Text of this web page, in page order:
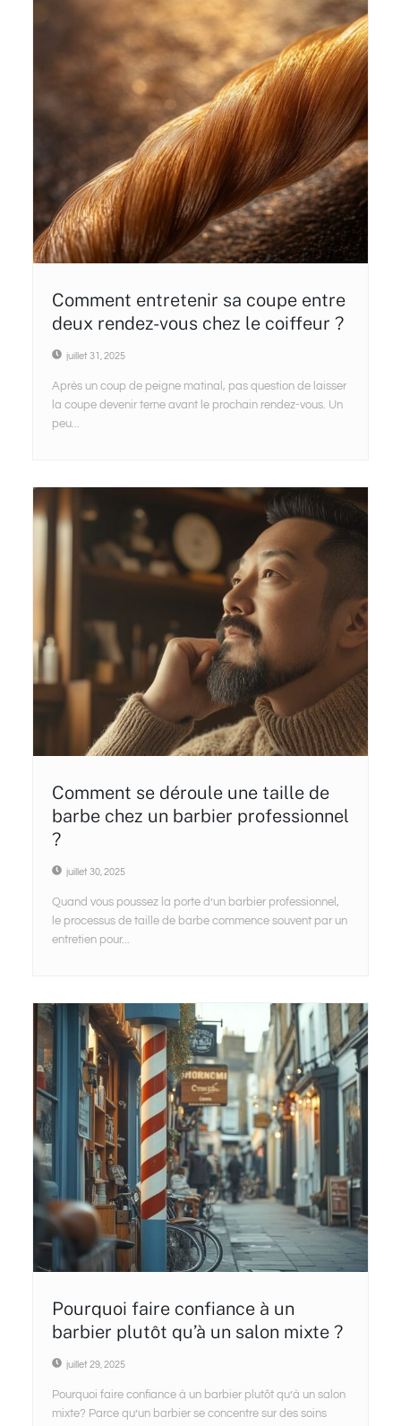
Comment entretenir sa coupe entre
deux rendez-vous chez le coiffeur ?
juillet 31, 2025
Après un coup de peigne matinal, pas question de laisser
la coupe devenir terne avant le prochain rendez-vous. Un
peu...
Comment se déroule une taille de
barbe chez un barbier professionnel
?
juillet 30, 2025
Quand vous poussez la porte d’un barbier professionnel,
le processus de taille de barbe commence souvent par un
entretien pour...
Pourquoi faire confiance à un
barbier plutôt qu’à un salon mixte ?
juillet 29, 2025
Pourquoi faire confiance à un barbier plutôt qu’à un salon
mixte? Parce qu’un barbier se concentre sur des soins